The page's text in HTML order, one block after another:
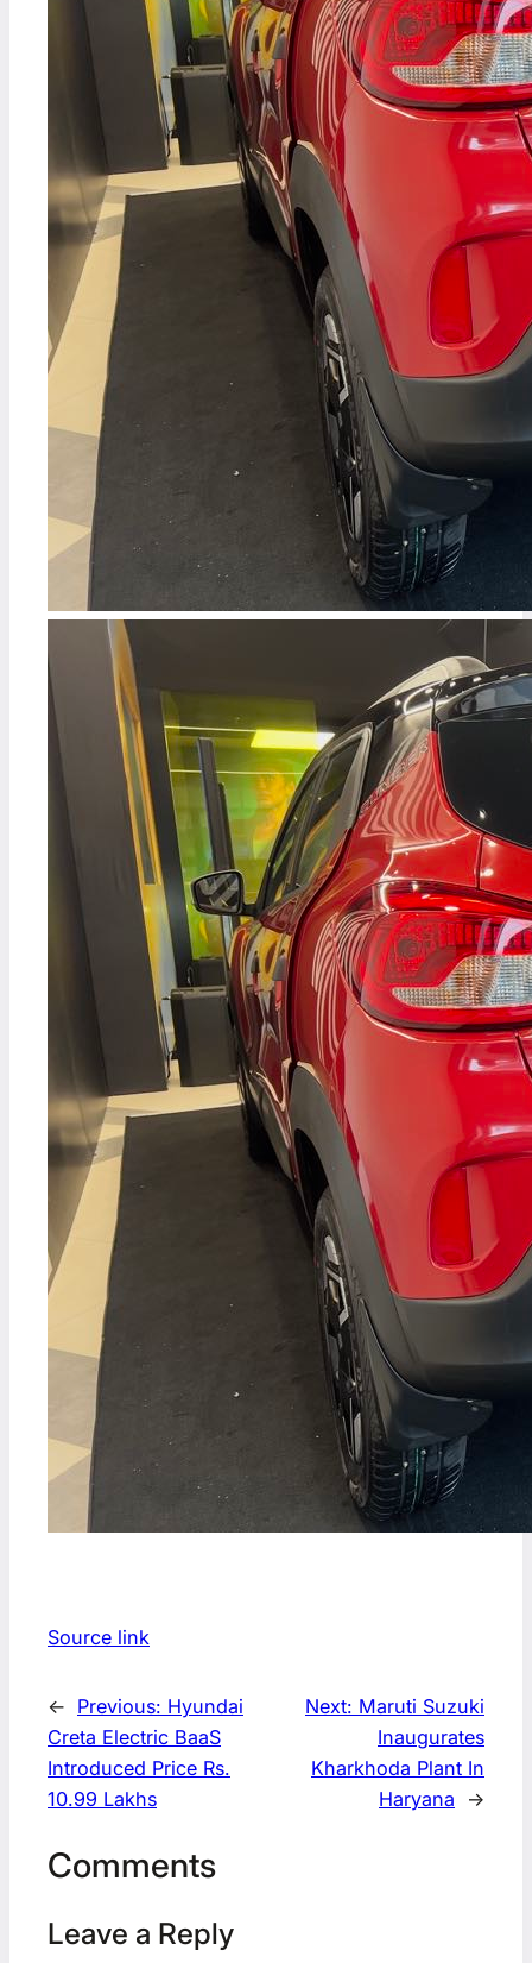
Source link
← Previous: Hyundai
Creta Electric BaaS
Introduced Price Rs.
10.99 Lakhs
Next: Maruti Suzuki
Inaugurates
Kharkhoda Plant In
Haryana
→
Comments
Leave a Reply